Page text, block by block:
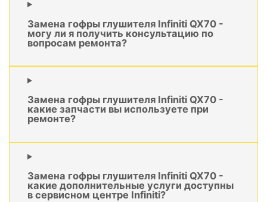
Замена гофры глушителя Infiniti QX70 -
могу ли я получить консультацию по
вопросам ремонта?
Замена гофры глушителя Infiniti QX70 -
какие запчасти вы используете при
ремонте?
Замена гофры глушителя Infiniti QX70 -
какие дополнительные услуги доступны
в сервисном центре Infiniti?